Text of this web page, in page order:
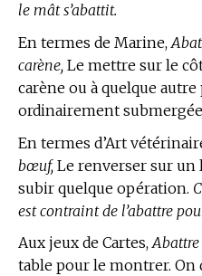
le mât s’abattit.
En termes de Marine,
carène, Le mettre sur le
carène ou à quelque
ordinairement
En termes d’Art
bœuf, Le renverser sur un
subir quelque opération.
est contraint de l’abattre
Aux jeux de Cartes,
table pour le montrer. On